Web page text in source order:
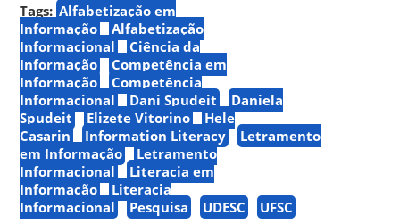
Tags: Alfabetização em
Informação
Alfabetização
Informacional
Ciência da
Informação
Competência em
Informação
Competência
Informacional
Dani Spudeit
Daniela
Spudeit
Elizete Vitorino
Hele
Casarin
Information Literacy
Letramento
em Informação
Letramento
Informacional
Literacia em
Informação
Literacia
Informacional
Pesquisa UDESC UFSC